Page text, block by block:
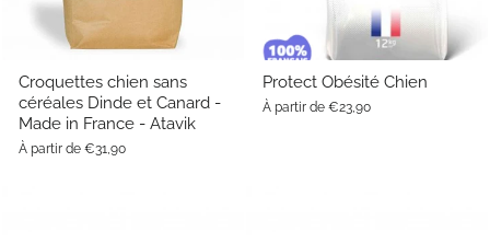
Croquettes chien sans
céréales Dinde et Canard -
Made in France - Atavik
À partir de €31,90
Protect Obésité Chien
À partir de €23,90